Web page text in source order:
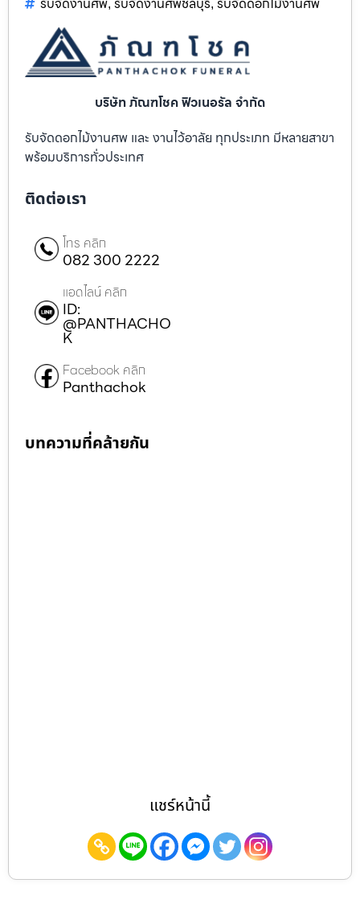
, ,
บริษัท ภัณฑโชค ฟิวเนอรัล จำกัด
รับจัดดอกไม้งานศพ และ งานไว้อาลัย ทุกประเภท มีหลายสาขา
พร้อมบริการทั่วประเทศ
ติดต่อเรา
โทร คลิก
082 300 2222
แอดไลน์ คลิก
ID:
@PANTHACHO
K
Facebook คลิก
Panthachok
บทความที่คล้ายกัน
แชร์หน้านี้